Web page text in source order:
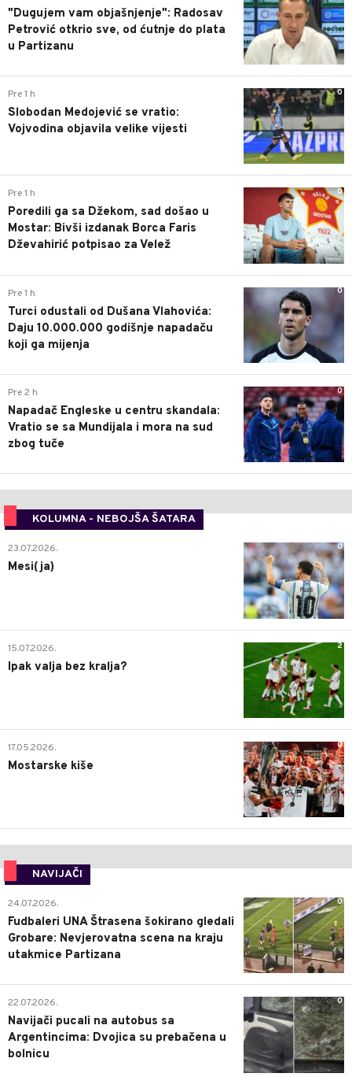
"Dugujem vam objašnjenje": Radosav
Petrović otkrio sve, od ćutnje do plata
u Partizanu
0
Pre 1 h
Slobodan Medojević se vratio:
Vojvodina objavila velike vijesti
0
Pre 1 h
Poredili ga sa Džekom, sad došao u
Mostar: Bivši izdanak Borca Faris
Dževahirić potpisao za Velež
0
Pre 1 h
Turci odustali od Dušana Vlahovića:
Daju 10.000.000 godišnje napadaču
koji ga mijenja
0
Pre 2 h
Napadač Engleske u centru skandala:
Vratio se sa Mundijala i mora na sud
zbog tuče
KOLUMNA - NEBOJŠA ŠATARA
0
23.07.2026.
Mesi(ja)
2
15.07.2026.
Ipak valja bez kralja?
0
17.05.2026.
Mostarske kiše
NAVIJAČI
0
24.07.2026.
Fudbaleri UNA Štrasena šokirano gledali
Grobare: Nevjerovatna scena na kraju
utakmice Partizana
0
22.07.2026.
Navijači pucali na autobus sa
Argentincima: Dvojica su prebačena u
bolnicu